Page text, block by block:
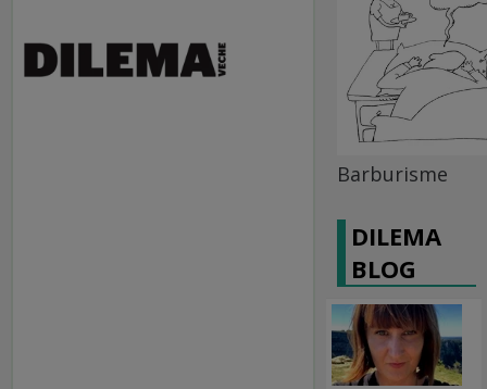
Barburisme
DILEMA
BLOG